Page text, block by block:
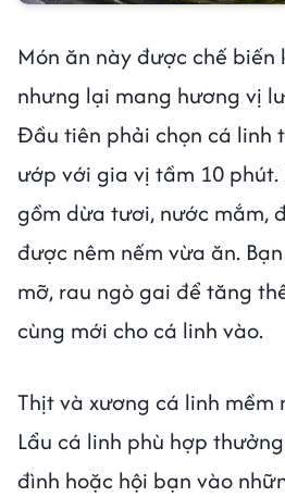
Món ăn này được chế biến
nhưng lại mang hương vị
Đầu tiên phải chọn cá linh
ướp với gia vị tầm 10
gồm dừa tươi, nước mắm,
được nêm nếm vừa ăn.
mỡ, rau ngò gai để tăng
cùng mới cho cá linh vào.
Thịt và xương cá linh mềm
Lẩu cá linh phù hợp
đình hoặc hội bạn vào